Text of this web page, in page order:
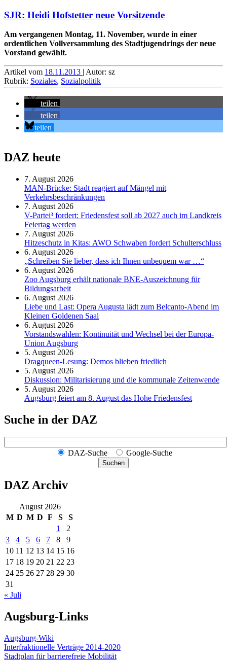
SJR: Heidi Hofstetter neue Vorsitzende
Am vergangenen Montag, 11. November, wurde in einer
ordentlichen Vollversammlung des Stadtjugendrings der neue
Vorstand gewählt.
Artikel vom 18.11.2013 | Autor: sz
Rubrik: Soziales, Sozialpolitik
teilen
teilen
teilen
DAZ heute
7. August 2026
MAN-Brücke: Stadt reagiert auf Mängel mit
Verkehrsbeschränkungen
7. August 2026
V-Partei­³ fordert: Friedens­fest soll ab 2027 auch im Land­kreis
Feier­tag werden
7. August 2026
Hitzeschutz in Kitas: AWO Schwaben fordert Schulterschluss
6. August 2026
„Schreiben Sie lieber, dass ich Ihnen unbequem war …“
6. August 2026
Zoo Augsburg erhält nationale BNE-Auszeichnung für
Bildungsarbeit
6. August 2026
Liebe und Last: Opera Augusta lädt zum Belcanto-Abend im
Kleinen Goldenen Saal
6. August 2026
Vorstandswahlen: Kontinuität und Wechsel bei der Europa-
Union Augsburg
5. August 2026
Dragqueen-Lesung: Demos blieben friedlich
5. August 2026
Diskussion: Mi­li­ta­ri­sie­rung und die kommunale Zeitenwende
5. August 2026
Augsburg feiert am 8. August das Hohe Friedensfest
Suche in der DAZ
DAZ-Suche Google-Suche
Suchen
DAZ Archiv
August 2026
M D M D F S
S
1
2
3
4 5 6 7 8
9
10 11 12 13 14 15 16
17 18 19 20 21 22 23
24 25 26 27 28 29 30
31
« Juli
Augsburg-Links
Augsburg-Wiki
Interfraktionelle Verträge 2014-2020
Stadtplan für barrierefreie Mobilität